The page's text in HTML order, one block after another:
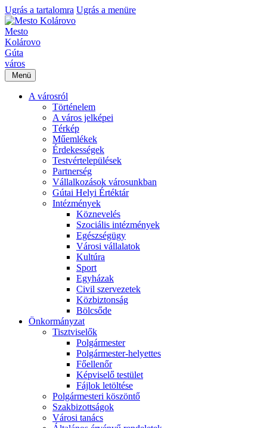
Ugrás a tartalomra Ugrás a menüre
Mesto
Kolárovo
Gúta
város
Menü
A városról
Történelem
A város jelképei
Térkép
Műemlékek
Érdekességek
Testvértelepülések
Partnerség
Vállalkozások városunkban
Gútai Helyi Értéktár
Intézmények
Köznevelés
Szociális intézmények
Egészségügy
Városi vállalatok
Kultúra
Sport
Egyházak
Civil szervezetek
Közbiztonság
Bölcsőde
Önkormányzat
Tisztviselők
Polgármester
Polgármester-helyettes
Főellenőr
Képviselő testület
Fájlok letöltése
Polgármesteri köszöntő
Szakbizottságok
Városi tanács